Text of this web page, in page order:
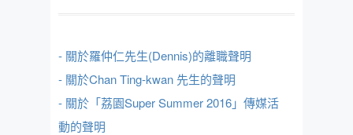
- 關於羅仲仁先生(Dennis)的離職聲明
- 關於Chan Ting-kwan 先生的聲明
- 關於「荔園Super Summer 2016」傳媒活
動的聲明